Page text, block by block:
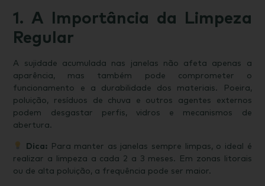
1. A Importância da Limpeza
Regular
A sujidade acumulada nas janelas não afeta apenas a
aparência, mas também pode comprometer o
funcionamento e a durabilidade dos materiais. Poeira,
poluição, resíduos de chuva e outros agentes externos
podem desgastar perfis, vidros e mecanismos de
abertura.
Dica:Para manter as janelas sempre limpas, o ideal é
realizar a limpeza a cada 2 a 3 meses. Em zonas litorais
ou de alta poluição, a frequência pode ser maior.